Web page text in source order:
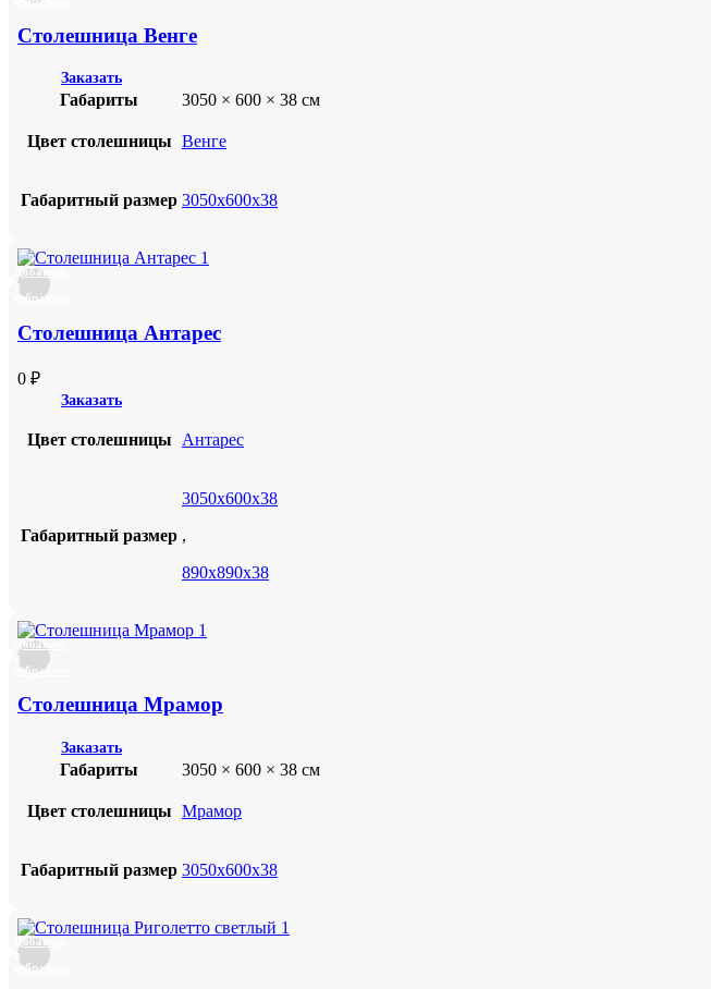
Столешница Венге
Заказать
Габариты 3050 × 600 × 38 см
Цвет столешницы Венге
Габаритный размер 3050х600х38
Добавить
в
избранное
Столешница Антарес
0 ₽
Заказать
Цвет столешницы Антарес
Габаритный размер
3050х600х38
,
890х890х38
Добавить
в
избранное
Столешница Мрамор
Заказать
Габариты 3050 × 600 × 38 см
Цвет столешницы Мрамор
Габаритный размер 3050х600х38
Добавить
в
избранное